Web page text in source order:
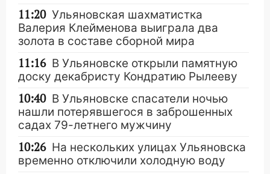
11:20 Ульяновская шахматистка
Валерия Клейменова выиграла два
золота в составе сборной мира
11:16 В Ульяновске открыли памятную
доску декабристу Кондратию Рылееву
10:40 В Ульяновске спасатели ночью
нашли потерявшегося в заброшенных
садах 79-летнего мужчину
10:26 На нескольких улицах Ульяновска
временно отключили холодную воду